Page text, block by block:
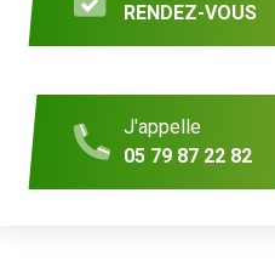
RENDEZ-VOUS
J'appelle
05 79 87 22 82